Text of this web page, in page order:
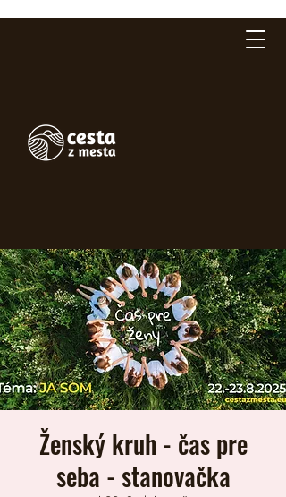
Ženský kruh - čas pre
seba - stanovačka